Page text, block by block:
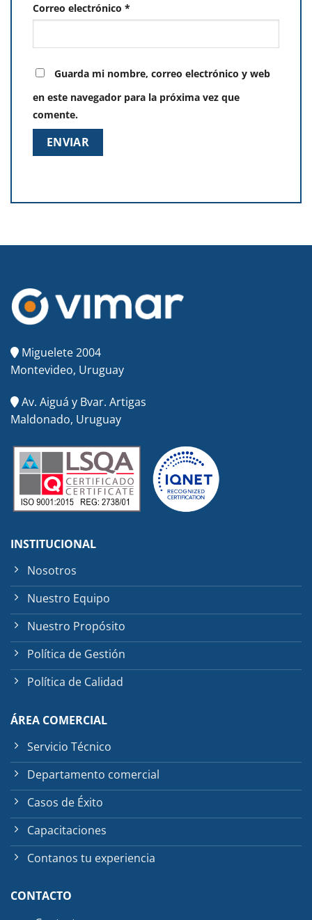
Correo electrónico *
Guarda mi nombre, correo electrónico y web
en este navegador para la próxima vez que
comente.
Miguelete 2004
Montevideo, Uruguay
Av. Aiguá y Bvar. Artigas
Maldonado, Uruguay
INSTITUCIONAL
Nosotros
Nuestro Equipo
Nuestro Propósito
Política de Gestión
Política de Calidad
ÁREA COMERCIAL
Servicio Técnico
Departamento comercial
Casos de Éxito
Capacitaciones
Contanos tu experiencia
CONTACTO